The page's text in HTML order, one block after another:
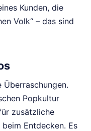
Kunden, die
Volk“ – das sind
Popkultur
zusätzliche
Entdecken. Es